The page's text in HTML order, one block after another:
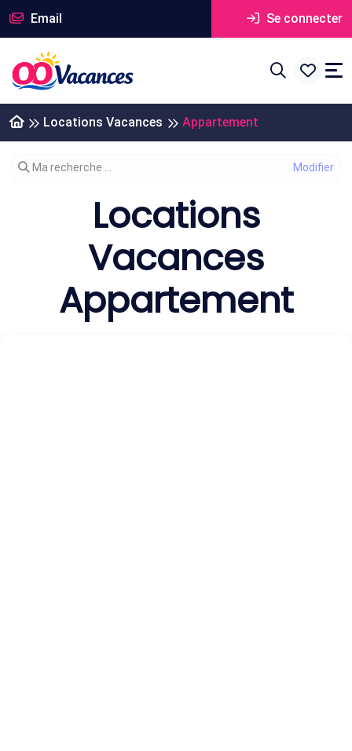
Email Se connecter
Locations Vacances Appartement
Modifier votre recherche
Ma recherche ...
Locations
Vacances
Appartement